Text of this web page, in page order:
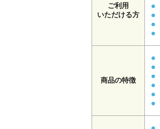
ご利用
いただける方
商品の特徴